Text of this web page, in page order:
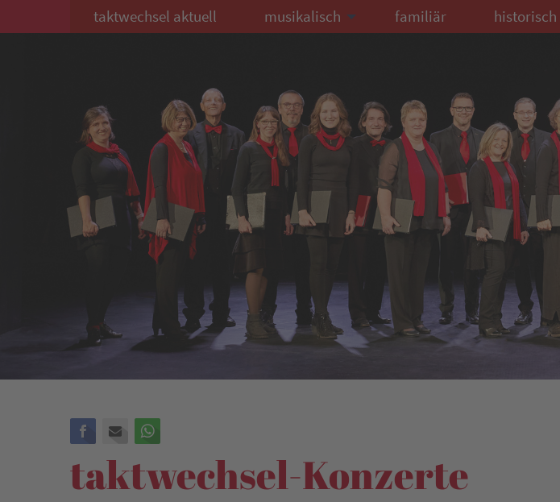
taktwechsel aktuell musikalisch familiär historisch
Facebook
E-mail
taktwechsel-Konzerte